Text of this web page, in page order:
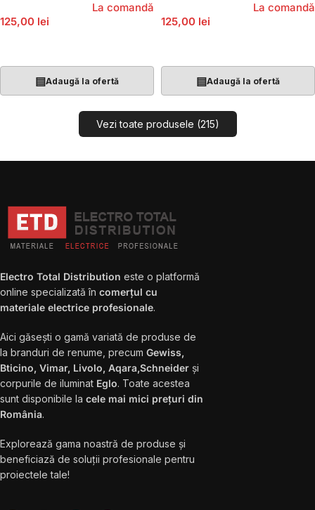
125,00 lei
La comandă
▤Adaugă la ofertă
125,00 lei
La comandă
▤Adaugă la ofertă
Vezi toate produsele (215)
Electro Total Distribution este o platformă
online specializată în comerțul cu
materiale electrice profesionale.
Aici găsești o gamă variată de produse de
la branduri de renume, precum Gewiss,
Bticino, Vimar, Livolo, Aqara,Schneider și
corpurile de iluminat Eglo. Toate acestea
sunt disponibile la cele mai mici prețuri din
România.
Explorează gama noastră de produse și
beneficiază de soluții profesionale pentru
proiectele tale!